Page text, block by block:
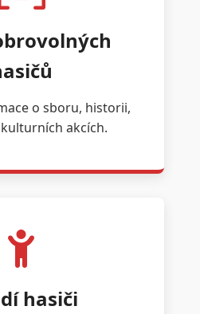
o sboru, historii,
akcích.
hasiči